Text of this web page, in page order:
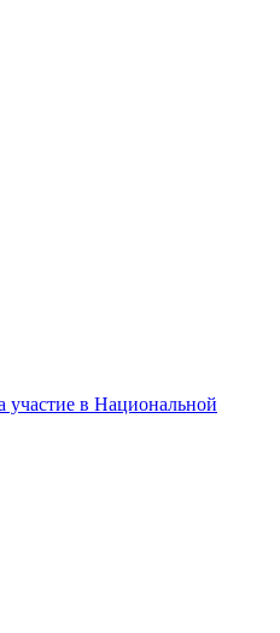
участие в Национальной